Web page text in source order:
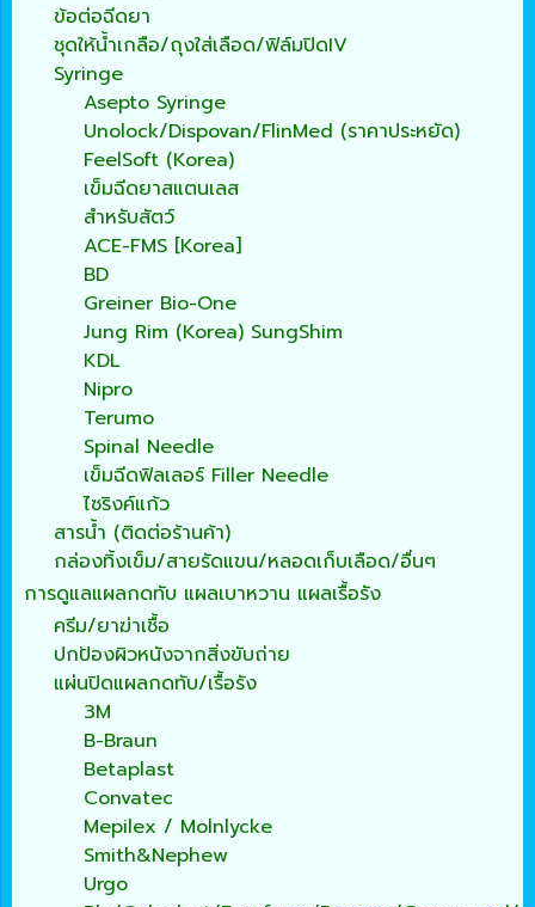
ข้อต่อฉีดยา
ชุดให้น้ำเกลือ/ถุงใส่เลือด/ฟิล์มปิดIV
Syringe
Asepto Syringe
Unolock/Dispovan/FlinMed (ราคาประหยัด)
FeelSoft (Korea)
เข็มฉีดยาสแตนเลส
สำหรับสัตว์
ACE-FMS [Korea]
BD
Greiner Bio-One
Jung Rim (Korea) SungShim
KDL
Nipro
Terumo
Spinal Needle
เข็มฉีดฟิลเลอร์ Filler Needle
ไซริงค์แก้ว
สารน้ำ (ติดต่อร้านค้า)
กล่องทิ้งเข็ม/สายรัดแขน/หลอดเก็บเลือด/อื่นๆ
การดูแลแผลกดทับ แผลเบาหวาน แผลเรื้อรัง
ครีม/ยาฆ่าเชื้อ
ปกป้องผิวหนังจากสิ่งขับถ่าย
แผ่นปิดแผลกดทับ/เรื้อรัง
3M
B-Braun
Betaplast
Convatec
Mepilex / Molnlycke
Smith&Nephew
Urgo